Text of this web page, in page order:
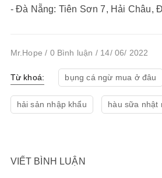
- Đà Nẵng: Tiên Sơn 7, Hải Châu,
Mr.Hope / 0 Bình luận / 14/ 06/ 2022
Từ khoá: bụng cá ngừ mua ở đâu
hải sản nhập khẩu hàu sữa nhật
VIẾT BÌNH LUẬN